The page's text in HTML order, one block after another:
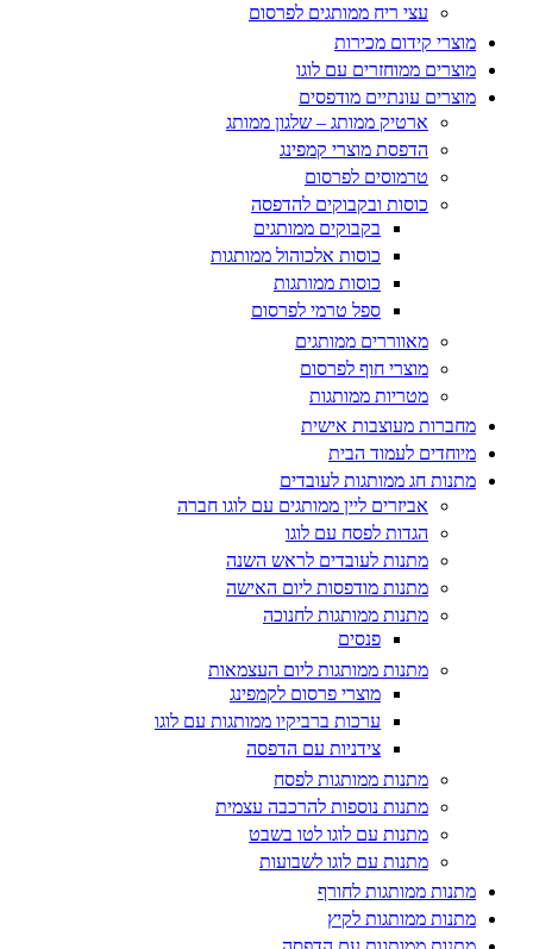
עצי ריח ממותגים לפרסום
מוצרי קידום מכירות
מוצרים ממוחזרים עם לוגו
מוצרים עונתיים מודפסים
ארטיק ממותג – שלגון ממותג
הדפסת מוצרי קמפינג
טרמוסים לפרסום
כוסות ובקבוקים להדפסה
בקבוקים ממותגים
כוסות אלכוהול ממותגות
כוסות ממותגות
ספל טרמי לפרסום
מאווררים ממותגים
מוצרי חוף לפרסום
מטריות ממותגות
מחברות מעוצבות אישית
מיוחדים לעמוד הבית
מתנות חג ממותגות לעובדים
אביזרים ליין ממותגים עם לוגו חברה
הגדות לפסח עם לוגו
מתנות לעובדים לראש השנה
מתנות מודפסות ליום האישה
מתנות ממותגות לחנוכה
פנסים
מתנות ממותגות ליום העצמאות
מוצרי פרסום לקמפינג
ערכות ברביקיו ממותגות עם לוגו
צידניות עם הדפסה
מתנות ממותגות לפסח
מתנות נוספות להרכבה עצמית
מתנות עם לוגו לטו בשבט
מתנות עם לוגו לשבועות
מתנות ממותגות לחורף
מתנות ממותגות לקיץ